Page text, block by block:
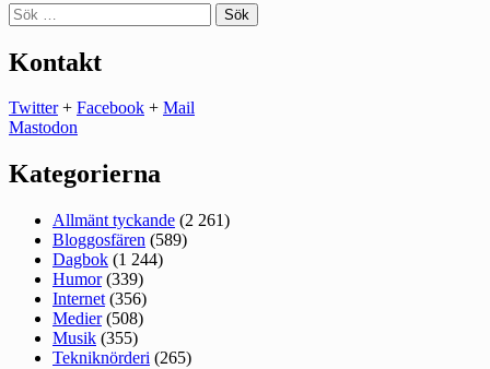
Sök
efter:
Kontakt
Twitter+ Facebook + Mail
Mastodon
Kategorierna
Allmänt tyckande (2 261)
Bloggosfären (589)
Dagbok (1 244)
Humor(339)
Internet (356)
Medier(508)
Musik (355)
Tekniknörderi (265)